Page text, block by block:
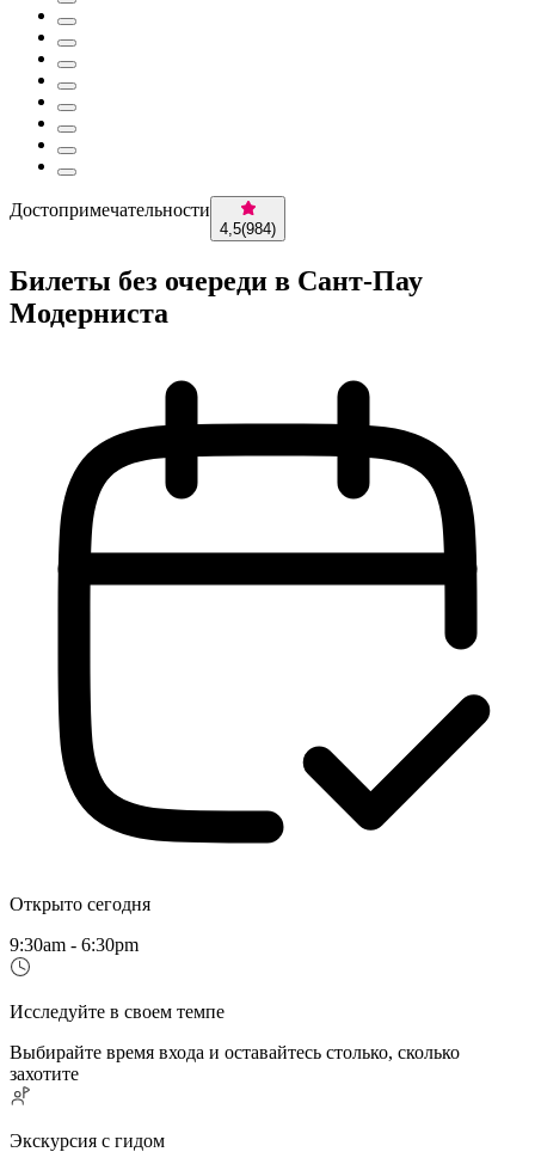
Достопримечательности
4,5(984)
Билеты без очереди в Сант-Пау
Модерниста
Открыто сегодня
9:30am - 6:30pm
Исследуйте в своем темпе
Выбирайте время входа и оставайтесь столько, сколько
захотите
Экскурсия с гидом